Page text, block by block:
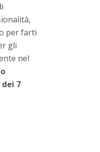
per farti
gli
nel
dei 7